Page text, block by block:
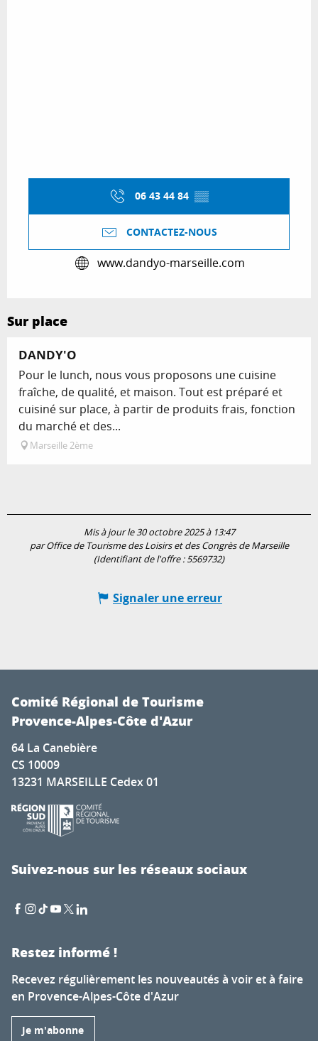
06 43 44 84 ▒▒
CONTACTEZ-NOUS
www.dandyo-marseille.com
Sur place
DANDY'O
Pour le lunch, nous vous proposons une cuisine
fraîche, de qualité, et maison. Tout est préparé et
cuisiné sur place, à partir de produits frais, fonction
du marché et des...
Marseille 2ème
Mis à jour le 30 octobre 2025 à 13:47
par Office de Tourisme des Loisirs et des Congrès de Marseille
(Identifiant de l'offre :5569732)
Signaler une erreur
Comité Régional de Tourisme
Provence-Alpes-Côte d'Azur
64 La Canebière
CS 10009
13231 MARSEILLE Cedex 01
Suivez-nous sur les réseaux sociaux
Restez informé !
Recevez régulièrement les nouveautés à voir et à faire
en Provence-Alpes-Côte d'Azur
Je m'abonne